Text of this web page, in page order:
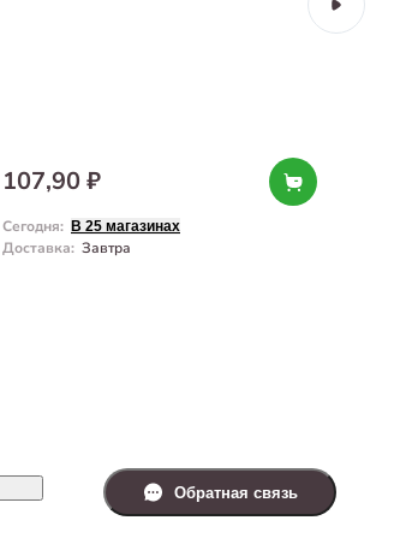
107,90 ₽
Сегодня: В 25 магазинах
Доставка: Завтра
Обратная связь